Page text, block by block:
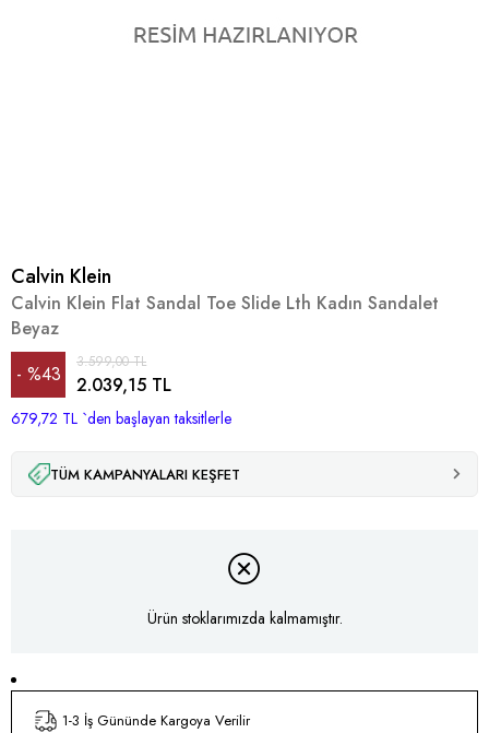
Calvin Klein
Calvin Klein Flat Sandal Toe Slide Lth Kadın Sandalet
Beyaz
%43
İndirim
3.599,00 TL
2.039,15 TL
679,72 TL `den başlayan taksitlerle
TÜM KAMPANYALARI KEŞFET
Ürün stoklarımızda kalmamıştır.
1-3 İş Gününde Kargoya Verilir